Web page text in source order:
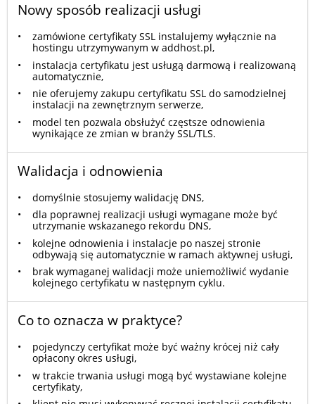
Nowy sposób realizacji usługi
zamówione certyfikaty SSL instalujemy wyłącznie na
hostingu utrzymywanym w addhost.pl,
instalacja certyfikatu jest usługą darmową i realizowaną
automatycznie,
nie oferujemy zakupu certyfikatu SSL do samodzielnej
instalacji na zewnętrznym serwerze,
model ten pozwala obsłużyć częstsze odnowienia
wynikające ze zmian w branży SSL/TLS.
Walidacja i odnowienia
domyślnie stosujemy walidację DNS,
dla poprawnej realizacji usługi wymagane może być
utrzymanie wskazanego rekordu DNS,
kolejne odnowienia i instalacje po naszej stronie
odbywają się automatycznie w ramach aktywnej usługi,
brak wymaganej walidacji może uniemożliwić wydanie
kolejnego certyfikatu w następnym cyklu.
Co to oznacza w praktyce?
pojedynczy certyfikat może być ważny krócej niż cały
opłacony okres usługi,
w trakcie trwania usługi mogą być wystawiane kolejne
certyfikaty,